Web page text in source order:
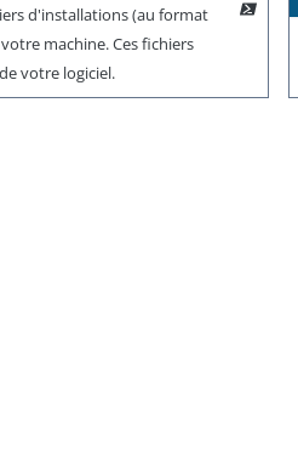
d'installations (au format
machine. Ces fichiers
votre logiciel.